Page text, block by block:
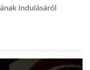
indulásáról